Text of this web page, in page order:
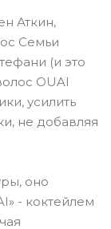
Аткин,
Семьи
(и это
OUAI
усилить
не добавляя
оно
- коктейлем